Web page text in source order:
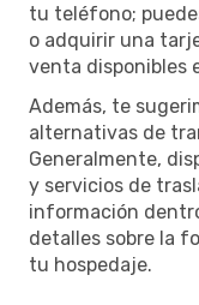
tu teléfono;
o adquirir una
venta disponibles
Además, te
alternativas de
Generalmente,
y servicios de
información
detalles sobre la
tu hospedaje.